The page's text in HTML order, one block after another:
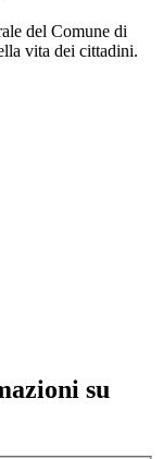
del Comune di
vita dei cittadini.
su